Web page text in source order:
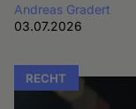
Andreas Gradert
03.07.2026
RECHT